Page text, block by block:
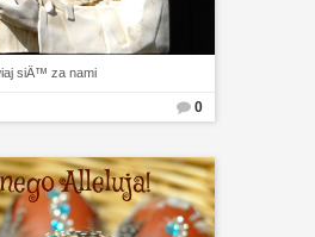
siÄ™ za nami
0